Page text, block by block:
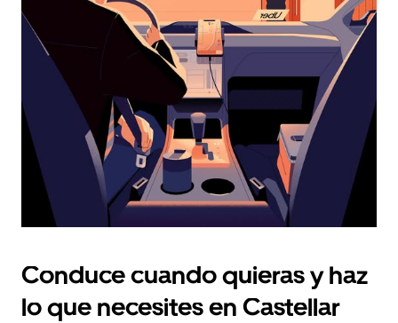
el
botón
escape
el
calendario.
Conduce cuando quieras y haz
lo que necesites en Castellar